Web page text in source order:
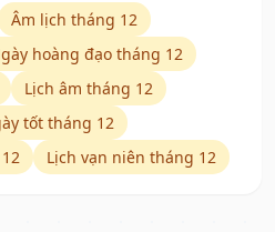
Âm lịch tháng 12
hoàng đạo tháng 12
Lịch âm tháng 12
tốt tháng 12
Lịch vạn niên tháng 12